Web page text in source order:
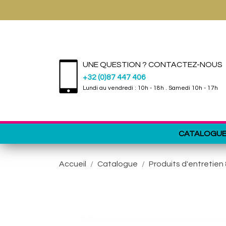
UNE QUESTION ? CONTACTEZ-NOUS
+32 (0)87 447 406
Lundi au vendredi : 10h - 18h . Samedi 10h - 17h
CATALOGUE
Accueil Catalogue Produits d'entretien